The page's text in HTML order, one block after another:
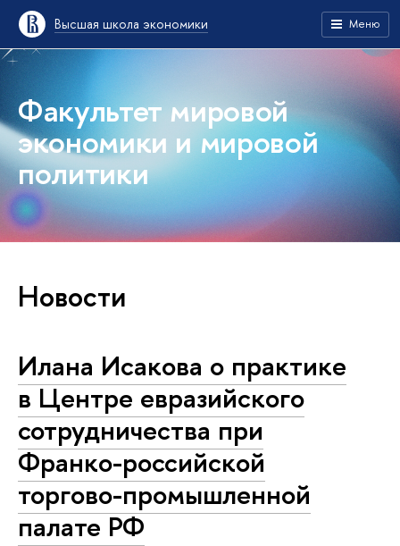
Высшая школа экономики Меню
Факультет мировой
экономики и мировой
политики
Новости
Илана Исакова о практике
в Центре евразийского
сотрудничества при
Франко-российской
торгово-промышленной
палате РФ